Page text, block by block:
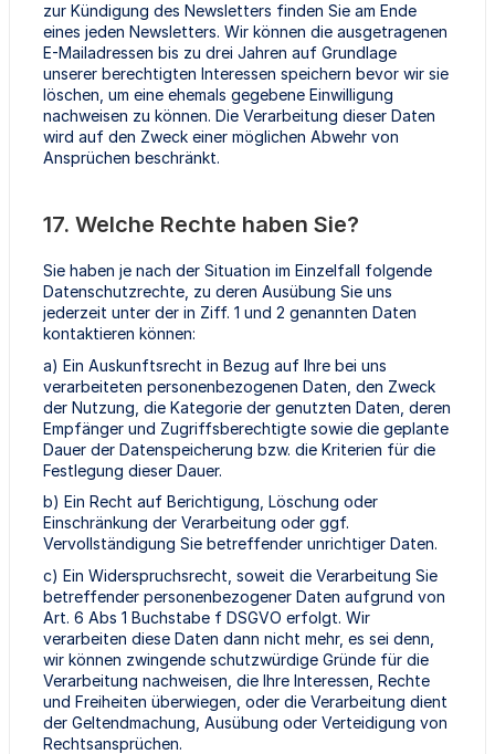
zur Kündigung des Newsletters finden Sie am Ende
eines jeden Newsletters. Wir können die ausgetragenen
E-Mailadressen bis zu drei Jahren auf Grundlage
unserer berechtigten Interessen speichern bevor wir sie
löschen, um eine ehemals gegebene Einwilligung
nachweisen zu können. Die Verarbeitung dieser Daten
wird auf den Zweck einer möglichen Abwehr von
Ansprüchen beschränkt.
17. Welche Rechte haben Sie?
Sie haben je nach der Situation im Einzelfall folgende
Datenschutzrechte, zu deren Ausübung Sie uns
jederzeit unter der in Ziff. 1 und 2 genannten Daten
kontaktieren können:
a) Ein Auskunftsrecht in Bezug auf Ihre bei uns
verarbeiteten personenbezogenen Daten, den Zweck
der Nutzung, die Kategorie der genutzten Daten, deren
Empfänger und Zugriffsberechtigte sowie die geplante
Dauer der Datenspeicherung bzw. die Kriterien für die
Festlegung dieser Dauer.
b) Ein Recht auf Berichtigung, Löschung oder
Einschränkung der Verarbeitung oder ggf.
Vervollständigung Sie betreffender unrichtiger Daten.
c) Ein Widerspruchsrecht, soweit die Verarbeitung Sie
betreffender personenbezogener Daten aufgrund von
Art. 6 Abs 1 Buchstabe f DSGVO erfolgt. Wir
verarbeiten diese Daten dann nicht mehr, es sei denn,
wir können zwingende schutzwürdige Gründe für die
Verarbeitung nachweisen, die Ihre Interessen, Rechte
und Freiheiten überwiegen, oder die Verarbeitung dient
der Geltendmachung, Ausübung oder Verteidigung von
Rechtsansprüchen.